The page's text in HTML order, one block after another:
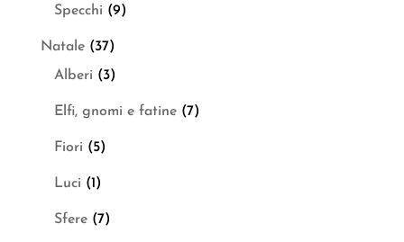
Specchi (9)
Natale (37)
Alberi (3)
Elfi, gnomi e fatine (7)
Fiori (5)
Luci (1)
Sfere (7)